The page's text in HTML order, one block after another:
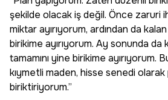
şekilde olacak iş değil. Önce zaruri
miktar ayırıyorum, ardından da
birikime ayırıyorum. Ay sonunda da
tamamını yine birikime ayırıyorum.
kıymetli maden, hisse senedi
biriktiriyorum.”